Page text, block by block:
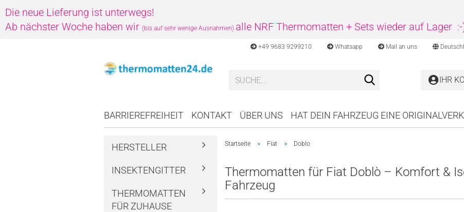
+49 9683 9299210 Whatsapp Mail an uns
IHR
Die neue Lieferung ist unterwegs!
Ab nächster Woche haben wir (bis auf sehr wenige Ausnahmen) alle NRF Thermomatten + Sets wieder auf Lager :-
BARRIEREFREIHEIT KONTAKT ÜBER UNS HAT DEIN FAHRZEUG EINE
Startseite » Fiat » Doblo
Thermomatten für Fiat Doblò – Komfort &
Fahrzeug
HERSTELLER
INSEKTENGITTER
THERMOMATTEN
FÜR ZUHAUSE